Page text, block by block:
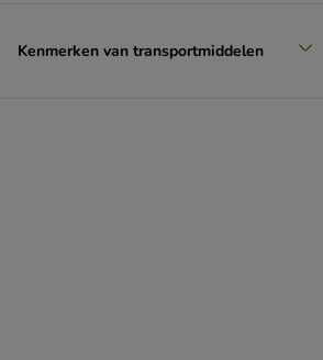
Kenmerken van transportmiddelen